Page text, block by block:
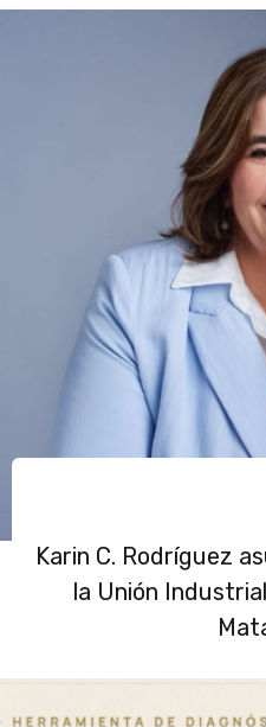
Karin C. Rodríguez
la Unión